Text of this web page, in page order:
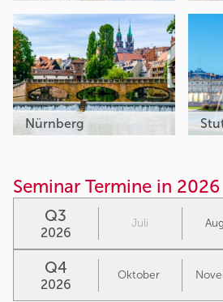
Nürnberg
Seminar Termine in 2026
Q3
2026
Juli
Q4
2026
Oktober